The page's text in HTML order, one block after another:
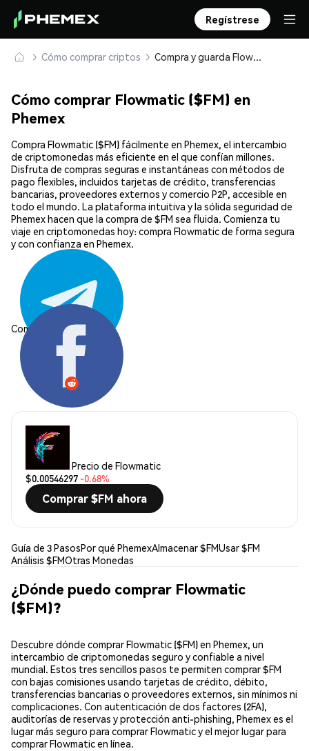
Regístrese
Cómo comprar criptos Compra y guarda Flowmatic ($FM) de forma segura
Cómo comprar Flowmatic ($FM) en
Phemex
Compra Flowmatic ($FM) fácilmente en Phemex, el intercambio
de criptomonedas más eficiente en el que confían millones.
Disfruta de compras seguras e instantáneas con métodos de
pago flexibles, incluidos tarjetas de crédito, transferencias
bancarias, proveedores externos y comercio P2P, accesible en
todo el mundo. La plataforma intuitiva y la sólida seguridad de
Phemex hacen que la compra de $FM sea fluida. Comienza tu
viaje en criptomonedas hoy: compra Flowmatic de forma segura
y con confianza en Phemex.
Compartir:
Precio de Flowmatic
$0.00546297 -0.68%
Comprar $FM ahora
Guía de 3 PasosPor qué PhemexAlmacenar $FMUsar $FM
Análisis $FMOtras Monedas
¿Dónde puedo comprar Flowmatic
($FM)?
Descubre dónde comprar Flowmatic ($FM) en Phemex, un
intercambio de criptomonedas seguro y confiable a nivel
mundial. Estos tres sencillos pasos te permiten comprar $FM
con bajas comisiones usando tarjetas de crédito, débito,
transferencias bancarias o proveedores externos, sin mínimos ni
complicaciones. Con autenticación de dos factores (2FA),
auditorías de reservas y protección anti-phishing, Phemex es el
lugar más seguro para comprar Flowmatic y el mejor lugar para
comprar Flowmatic en línea.